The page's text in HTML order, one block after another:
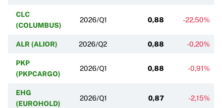
CLC
(COLUMBUS)
2026/Q1 0,88 -22,50%
ALR (ALIOR) 2026/Q2 0,88 -0,20%
PKP
(PKPCARGO)
2026/Q1 0,88 -0,91%
EHG
(EUROHOLD)
2026/Q1 0,87 -2,15%